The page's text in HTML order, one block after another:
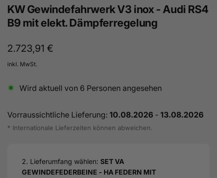
KW Gewindefahrwerk V3 inox - Audi RS4
B9 mit elekt. Dämpferregelung
Normaler
Preis
2.723,91 €
inkl. MwSt.
Wird aktuell von 6 Personen angesehen
Vorraussichtliche Lieferung: 10.08.2026 - 13.08.2026
* Internationale Lieferzeiten können abweichen.
2. Lieferumfang wählen: SET VA
GEWINDEFEDERBEINE - HA FEDERN MIT